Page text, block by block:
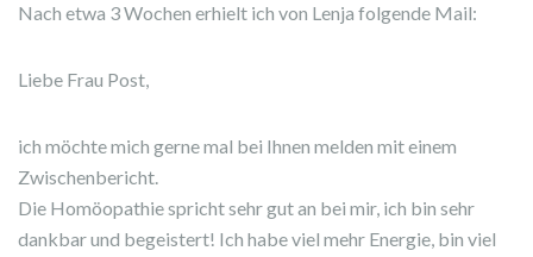
Nach etwa 3 Wochen erhielt ich von Lenja folgende Mail:
Liebe Frau Post,
ich möchte mich gerne mal bei Ihnen melden mit einem
Zwischenbericht.
Die Homöopathie spricht sehr gut an bei mir, ich bin sehr
dankbar und begeistert! Ich habe viel mehr Energie, bin viel